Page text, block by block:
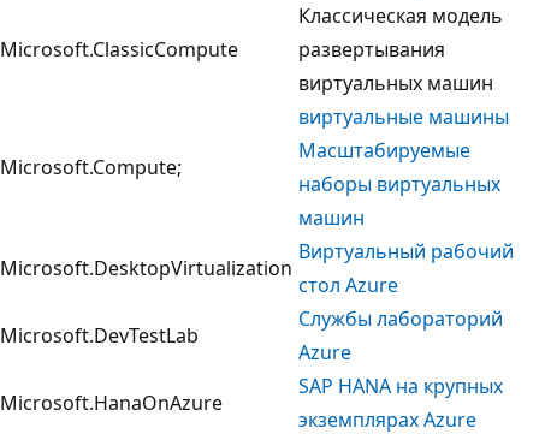
Microsoft.ClassicCompute
Классическая модель
развертывания
виртуальных машин
Microsoft.Compute;
виртуальные машины
Масштабируемые
наборы виртуальных
машин
Microsoft.DesktopVirtualization
Виртуальный рабочий
стол Azure
Microsoft.DevTestLab
Службы лабораторий
Azure
Microsoft.HanaOnAzure
SAP HANA на крупных
экземплярах Azure